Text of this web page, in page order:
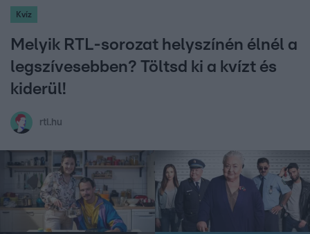
Kvíz
Melyik RTL-sorozat helyszínén élnél a
legszívesebben? Töltsd ki a kvízt és
kiderül!
rtl.hu